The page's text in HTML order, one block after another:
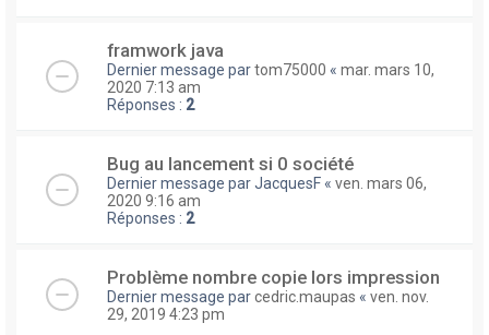
framwork java
Dernier message partom75000 « mar. mars 10,
2020 7:13 am
Réponses : 2
Bug au lancement si 0 société
Dernier message parJacquesF « ven. mars 06,
2020 9:16 am
Réponses : 2
Problème nombre copie lors impression
Dernier message parcedric.maupas « ven. nov.
29, 2019 4:23 pm